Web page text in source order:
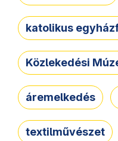
katolikus
Közlekedési
áremelkedés
textilművészet